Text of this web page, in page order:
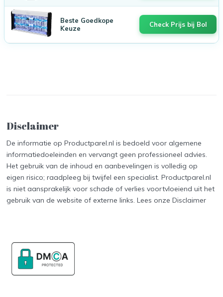
Beste Goedkope
Keuze
Check Prijs bij Bol
Disclaimer
De informatie op Productparel.nl is bedoeld voor algemene
informatiedoeleinden en vervangt geen professioneel advies.
Het gebruik van de inhoud en aanbevelingen is volledig op
eigen risico; raadpleeg bij twijfel een specialist. Productparel.nl
is niet aansprakelijk voor schade of verlies voortvloeiend uit het
gebruik van de website of externe links. Lees onzeDisclaimer